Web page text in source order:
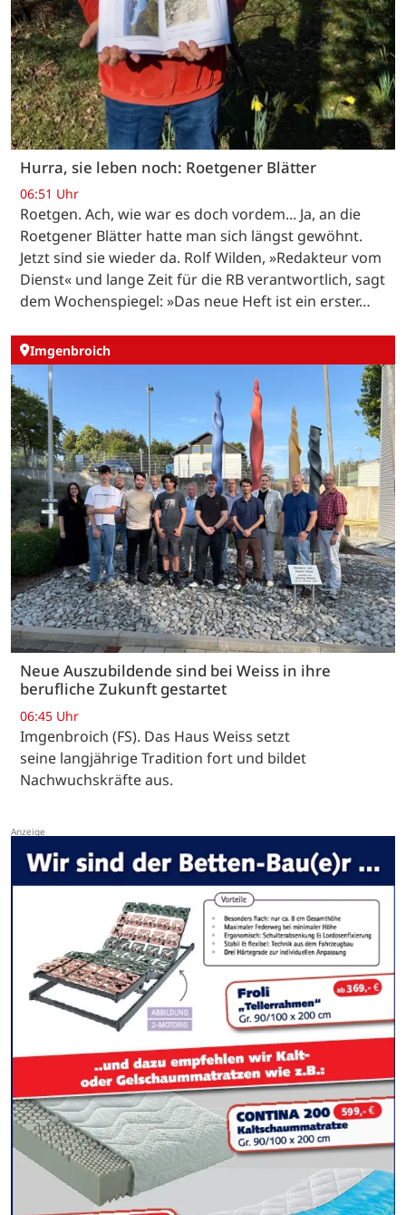
Hurra, sie leben noch: Roetgener Blätter
06:51 Uhr
Roetgen. Ach, wie war es doch vordem... Ja, an die
Roetgener Blätter hatte man sich längst gewöhnt.
Jetzt sind sie wieder da. Rolf Wilden, »Redakteur vom
Dienst« und lange Zeit für die RB verantwortlich, sagt
dem Wochenspiegel: »Das neue Heft ist ein erster…
Imgenbroich
Neue Auszubildende sind bei Weiss in ihre
berufliche Zukunft gestartet
06:45 Uhr
Imgenbroich (FS). Das Haus Weiss setzt
seine langjährige Tradition fort und bildet
Nachwuchskräfte aus.